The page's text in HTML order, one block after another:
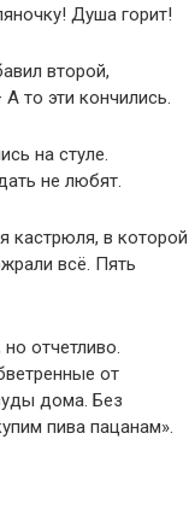
Душа горит!
второй,
то эти кончились.
на стуле.
не любят.
кастрюля, в которой
всё. Пять
отчетливо.
от
дома. Без
пива пацанам».